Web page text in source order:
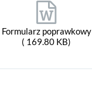
Formularz poprawkowy
( 169.80 KB)